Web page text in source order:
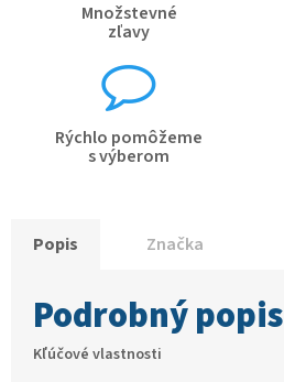
Množstevné
zľavy
Rýchlo pomôžeme
s výberom
Popis Značka
Podrobný popis
Kľúčové vlastnosti